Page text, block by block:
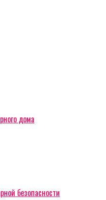
дома
безопасности